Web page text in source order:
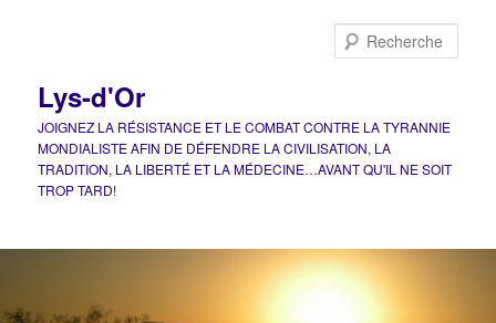
Lys-d'Or
JOIGNEZ LA RÉSISTANCE ET LE COMBAT CONTRE LA TYRANNIE
MONDIALISTE AFIN DE DÉFENDRE LA CIVILISATION, LA
TRADITION, LA LIBERTÉ ET LA MÉDECINE…AVANT QU'IL NE SOIT
TROP TARD!